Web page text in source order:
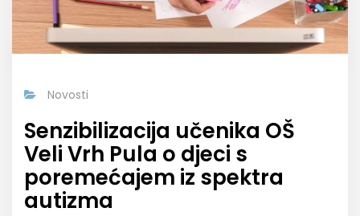
Novosti
Senzibilizacija učenika OŠ
Veli Vrh Pula o djeci s
poremećajem iz spektra
autizma